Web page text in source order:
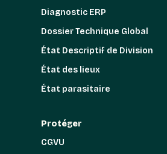
Diagnostic ERP
Dossier Technique Global
État Descriptif de Division
État des lieux
État parasitaire
Protéger
CGVU